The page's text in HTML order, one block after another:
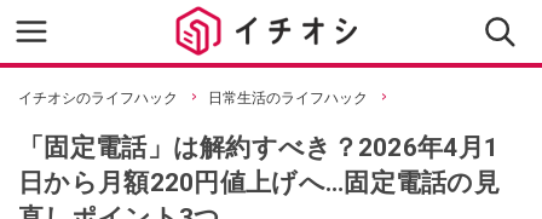
イチオシのライフハック 日常生活のライフハック
「固定電話」は解約すべき？2026年4月1
日から月額220円値上げへ…固定電話の見